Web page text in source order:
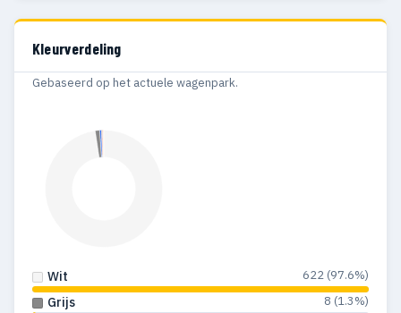
1997 1 1
1995
Kleurverdeling
Gebaseerd op het actuele wagenpark.
Wit 622 (97.6%)
Grijs 8 (1.3%)